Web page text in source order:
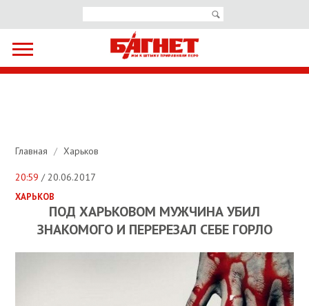
Главная / Харьков
20:59 / 20.06.2017
ХАРЬКОВ
ПОД ХАРЬКОВОМ МУЖЧИНА УБИЛ
ЗНАКОМОГО И ПЕРЕРЕЗАЛ СЕБЕ ГОРЛО